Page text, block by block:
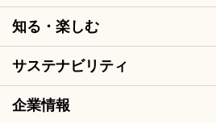
知る・楽しむ
サステナビリティ
企業情報